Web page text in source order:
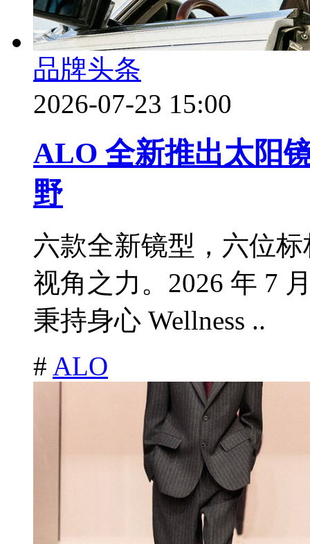
品牌头条
2026-07-23 15:00
ALO 全新推出太阳
野
六款全新镜型，六位
视角之力。2026 年 7
秉持身心 Wellness ..
# ALO